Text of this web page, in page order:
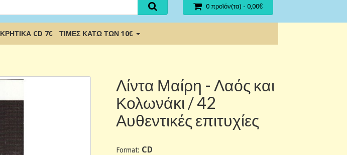
0 προϊόν(τα) - 0,00€
ΚΡΗΤΙΚΑ CD 7€ ΤΙΜΕΣ ΚΑΤΩ ΤΩΝ 10€
Λίντα Μαίρη - Λαός και
Κολωνάκι / 42
Αυθεντικές επιτυχίες
Format: CD